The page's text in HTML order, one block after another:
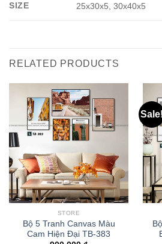
SIZE 25x30x5, 30x40x5
RELATED PRODUCTS
STORE
Bộ 5 Tranh Canvas Màu
Cam Hiện Đại TB-383
Sale!